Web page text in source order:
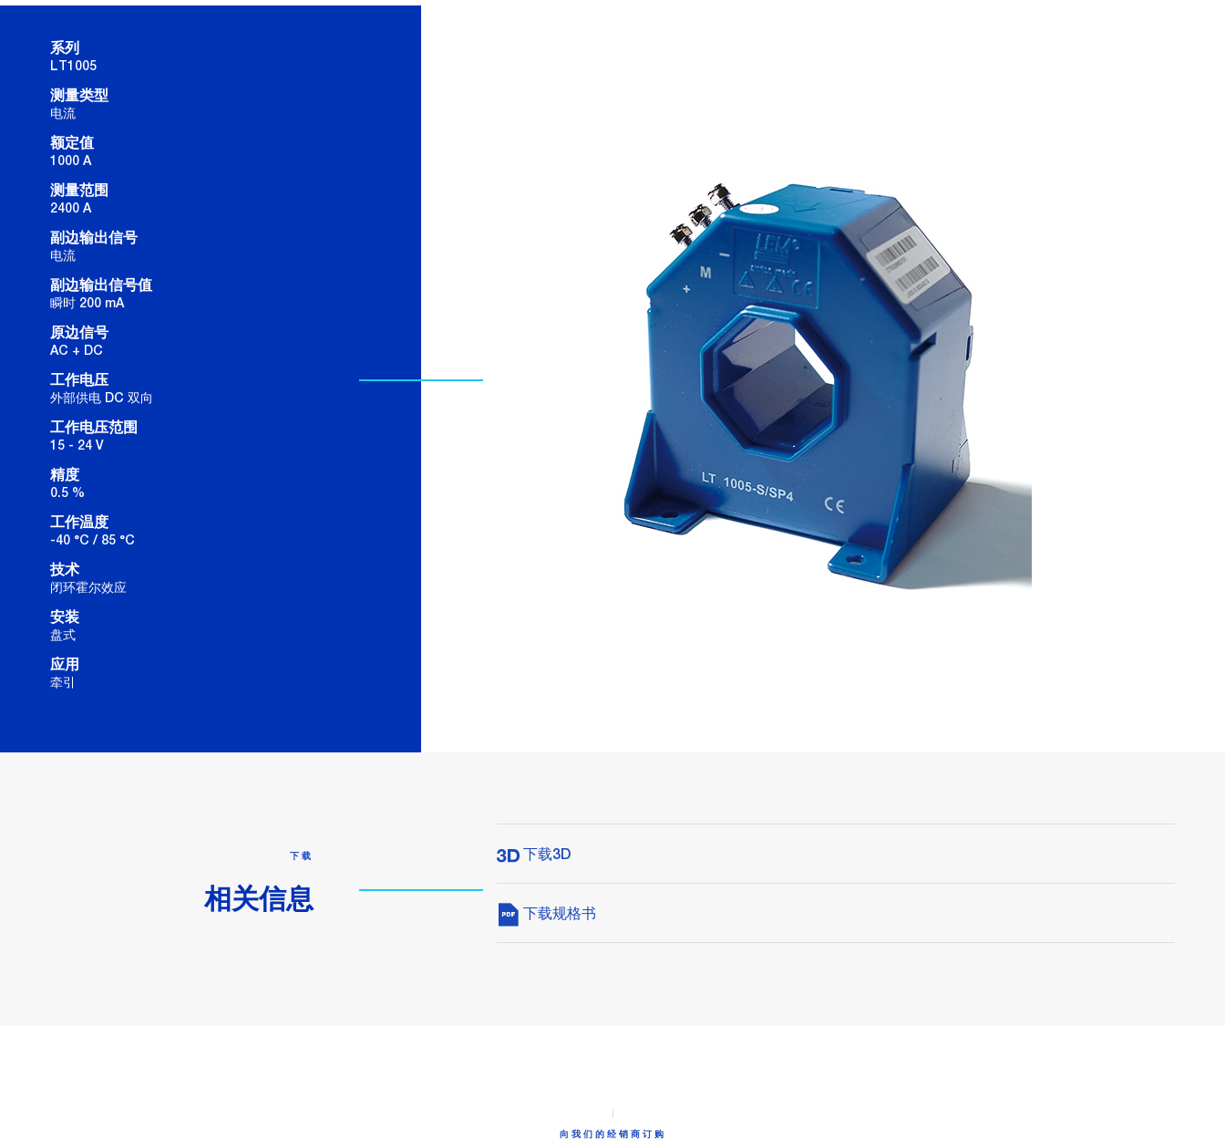
系列
LT1005
测量类型
电流
额定值
1000 A
测量范围
2400 A
副边输出信号
电流
副边输出信号值
瞬时 200 mA
原边信号
AC + DC
工作电压
外部供电 DC 双向
工作电压范围
15 - 24 V
精度
0.5 %
工作温度
-40 °C / 85 °C
技术
闭环霍尔效应
安装
盘式
应用
牵引
下载
相关信息
下载3D
下载规格书
向我们的经销商订购